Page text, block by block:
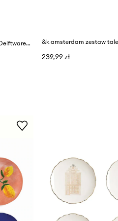
&k amsterdam zestaw talerzy Delftware Set 2-pack
239,99 zł